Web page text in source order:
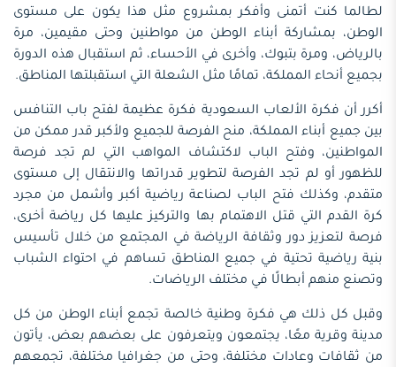
لطالما كنت أتمنى وأفكر بمشروع مثل هذا يكون على مستوى
الوطن، بمشاركة أبناء الوطن من مواطنين وحتى مقيمين، مرة
بالرياض، ومرة بتبوك، وأخرى في الأحساء، ثم استقبال هذه الدورة
بجميع أنحاء المملكة، تمامًا مثل الشعلة التي استقبلتها المناطق.
أكرر أن فكرة الألعاب السعودية فكرة عظيمة لفتح باب التنافس
بين جميع أبناء المملكة، منح الفرصة للجميع ولأكبر قدر ممكن من
المواطنين، وفتح الباب لاكتشاف المواهب التي لم تجد فرصة
للظهور أو لم تجد الفرصة لتطوير قدراتها والانتقال إلى مستوى
متقدم، وكذلك فتح الباب لصناعة رياضية أكبر وأشمل من مجرد
كرة القدم التي قتل الاهتمام بها والتركيز عليها كل رياضة أخرى،
فرصة لتعزيز دور وثقافة الرياضة في المجتمع من خلال تأسيس
بنية رياضية تحتية في جميع المناطق تساهم في احتواء الشباب
وتصنع منهم أبطالًا في مختلف الرياضات.
وقبل كل ذلك هي فكرة وطنية خالصة تجمع أبناء الوطن من كل
مدينة وقرية معًا، يجتمعون ويتعرفون على بعضهم بعض، يأتون
من ثقافات وعادات مختلفة، وحتى من جغرافيا مختلفة، تجمعهم